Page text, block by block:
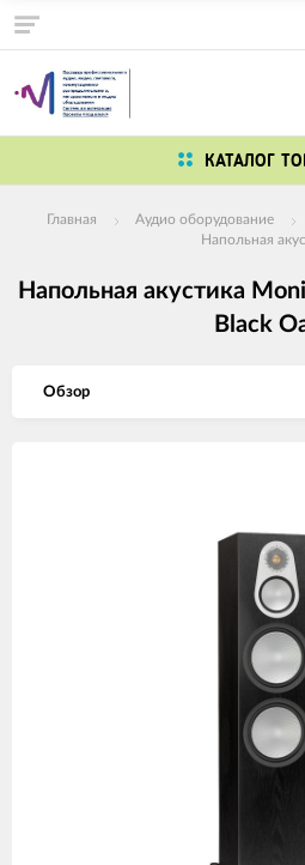
КАТАЛОГ
Главная Аудио оборудование
Напольная
Напольная акустика
Black
Обзор